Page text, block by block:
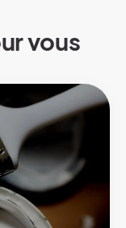
vous